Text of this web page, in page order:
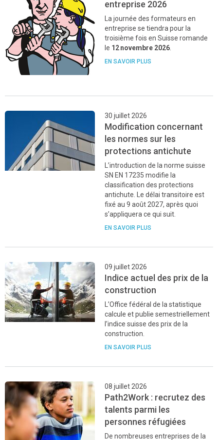
entreprise 2026
La journée des formateurs en
entreprise se tiendra pour la
troisième fois en Suisse romande
le 12 novembre 2026
EN SAVOIR PLUS
30 juillet 2026
Modification concernant
les normes sur les
protections antichute
L’introduction de la norme suisse
SN EN 17235 modifie la
classification des protections
antichute. Le délai transitoire est
fixé au 9 août 2027, après quoi
s’appliquera ce qui suit.
EN SAVOIR PLUS
09 juillet 2026
Indice actuel des prix de la
construction
L’Office fédéral de la statistique
calcule et publie semestriellement
l’indice suisse des prix de la
construction.
EN SAVOIR PLUS
08 juillet 2026
Path2Work : recrutez des
talents parmi les
personnes réfugiées
De nombreuses entreprises de la